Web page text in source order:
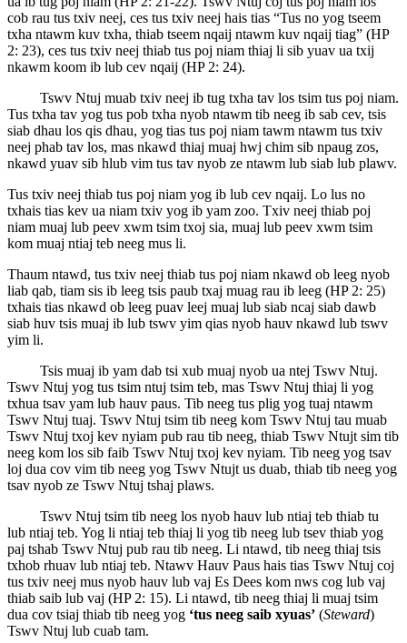
cob rau tus txiv neej, ces tus txiv neej hais tias “Tus no yog tseem
txha ntawm kuv txha, thiab tseem nqaij ntawm kuv nqaij tiag” (HP
2: 23), ces tus txiv neej thiab tus poj niam thiaj li sib yuav ua txij
nkawm koom ib lub cev nqaij (HP 2: 24).
Tswv Ntuj muab txiv neej ib tug txha tav los tsim tus poj niam.
Tus txha tav yog tus pob txha nyob ntawm tib neeg ib sab cev, tsis
siab dhau los qis dhau, yog tias tus poj niam tawm ntawm tus txiv
neej phab tav los, mas nkawd thiaj muaj hwj chim sib npaug zos,
nkawd yuav sib hlub vim tus tav nyob ze ntawm lub siab lub plawv.
Tus txiv neej thiab tus poj niam yog ib lub cev nqaij. Lo lus no
txhais tias kev ua niam txiv yog ib yam zoo. Txiv neej thiab poj
niam muaj lub peev xwm tsim txoj sia, muaj lub peev xwm tsim
kom muaj ntiaj teb neeg mus li.
Thaum ntawd, tus txiv neej thiab tus poj niam nkawd ob leeg nyob
liab qab, tiam sis ib leeg tsis paub txaj muag rau ib leeg (HP 2: 25)
txhais tias nkawd ob leeg puav leej muaj lub siab ncaj siab dawb
siab huv tsis muaj ib lub tswv yim qias nyob hauv nkawd lub tswv
yim li.
Tsis muaj ib yam dab tsi xub muaj nyob ua ntej Tswv Ntuj.
Tswv Ntuj yog tus tsim ntuj tsim teb, mas Tswv Ntuj thiaj li yog
txhua tsav yam lub hauv paus. Tib neeg tus plig yog tuaj ntawm
Tswv Ntuj tuaj. Tswv Ntuj tsim tib neeg kom Tswv Ntuj tau muab
Tswv Ntuj txoj kev nyiam pub rau tib neeg, thiab Tswv Ntujt sim tib
neeg kom los sib faib Tswv Ntuj txoj kev nyiam. Tib neeg yog tsav
loj dua cov vim tib neeg yog Tswv Ntujt us duab, thiab tib neeg yog
tsav nyob ze Tswv Ntuj tshaj plaws.
Tswv Ntuj tsim tib neeg los nyob hauv lub ntiaj teb thiab tu
lub ntiaj teb. Yog li ntiaj teb thiaj li yog tib neeg lub tsev thiab yog
paj tshab Tswv Ntuj pub rau tib neeg. Li ntawd, tib neeg thiaj tsis
txhob rhuav lub ntiaj teb. Ntawv Hauv Paus hais tias Tswv Ntuj coj
tus txiv neej mus nyob hauv lub vaj Es Dees kom nws cog lub vaj
thiab saib lub vaj (HP 2: 15). Li ntawd, tib neeg thiaj li muaj tsim
dua cov tsiaj thiab tib neeg yog ‘tus neeg saib xyuas’ (Steward)
Tswv Ntuj lub cuab tam.